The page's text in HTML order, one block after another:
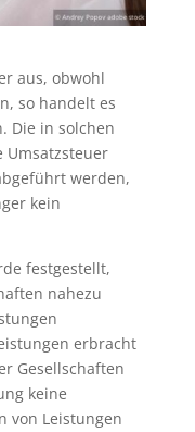
aus, obwohl
so handelt es
Die in solchen
Umsatzsteuer
werden,
kein
festgestellt,
nahezu
erbracht
Gesellschaften
keine
von Leistungen